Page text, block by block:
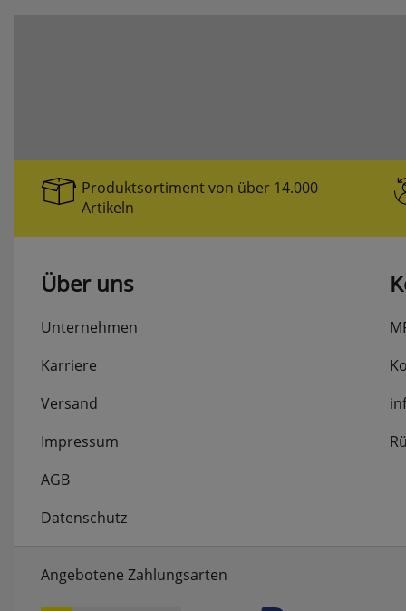
Produktsortiment von über 14.000
Artikeln
Über uns
Unternehmen
Karriere
Versand
Impressum
AGB
Datenschutz
Angebotene Zahlungsarten